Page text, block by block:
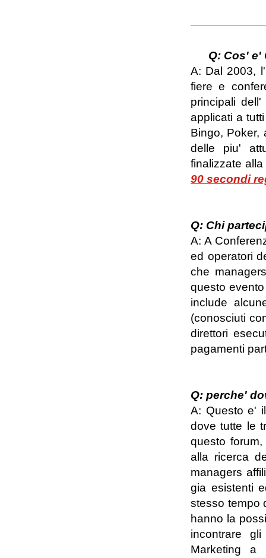
Q: Cos' e'
A: Dal 2003,
fiere e
principali
applicati a
Bingo, Poker,
delle piu'
finalizzate
90 secondi
Q: Chi
A: A
ed operatori
che
questo
include
(conosciuti
direttori
pagamenti
Q: perche'
A: Questo e'
dove tutte le
questo
alla ricerca
managers
gia esistenti
stesso tempo
hanno la
incontrare
Marketing a